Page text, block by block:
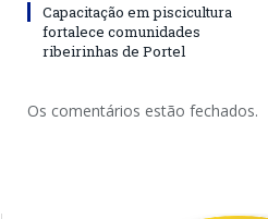
Capacitação em piscicultura
fortalece comunidades
ribeirinhas de Portel
Os comentários estão fechados.